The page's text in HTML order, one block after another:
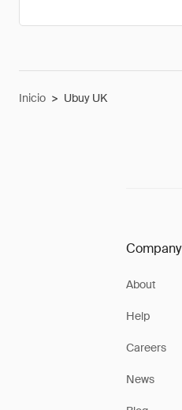
Inicio > Ubuy UK
Company
About
Help
Careers
News